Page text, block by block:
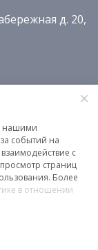
д. 20,
нашими
событий на
с
страниц
Более
в отношении